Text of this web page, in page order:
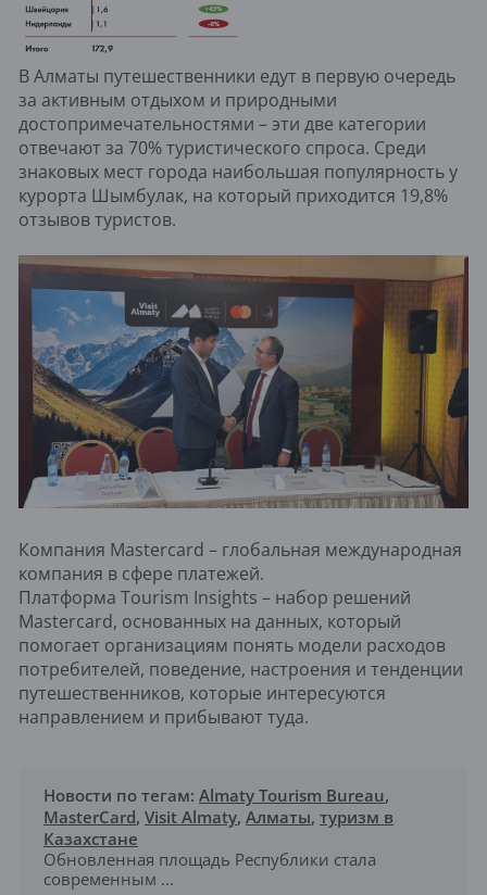
В Алматы путешественники едут в первую очередь
за активным отдыхом и природными
достопримечательностями – эти две категории
отвечают за 70% туристического спроса. Среди
знаковых мест города наибольшая популярность у
курорта Шымбулак, на который приходится 19,8%
отзывов туристов.
Компания Mastercard – глобальная международная
компания в сфере платежей.
Платформа Tourism Insights – набор решений
Mastercard, основанных на данных, который
помогает организациям понять модели расходов
потребителей, поведение, настроения и тенденции
путешественников, которые интересуются
направлением и прибывают туда.
Новости по тегам: Almaty Tourism Bureau,
MasterCard, Visit Almaty, Алматы, туризм в
Казахстане
Обновленная площадь Республики стала
современным ...